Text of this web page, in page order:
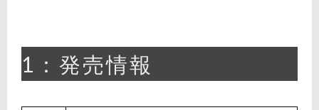
1：発売情報